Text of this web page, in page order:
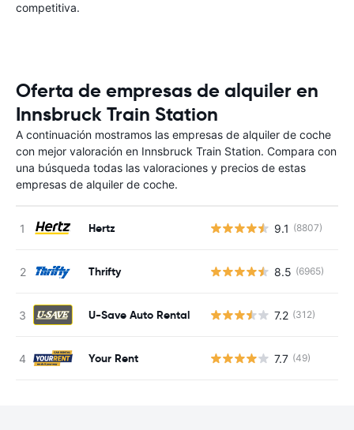
competitiva.
Oferta de empresas de alquiler en
Innsbruck Train Station
A continuación mostramos las empresas de alquiler de coche
con mejor valoración en Innsbruck Train Station. Compara con
una búsqueda todas las valoraciones y precios de estas
empresas de alquiler de coche.
Hertz 9.1 (8807)
Thrifty 8.5 (6965)
U-Save Auto Rental 7.2 (312)
Your Rent 7.7 (49)